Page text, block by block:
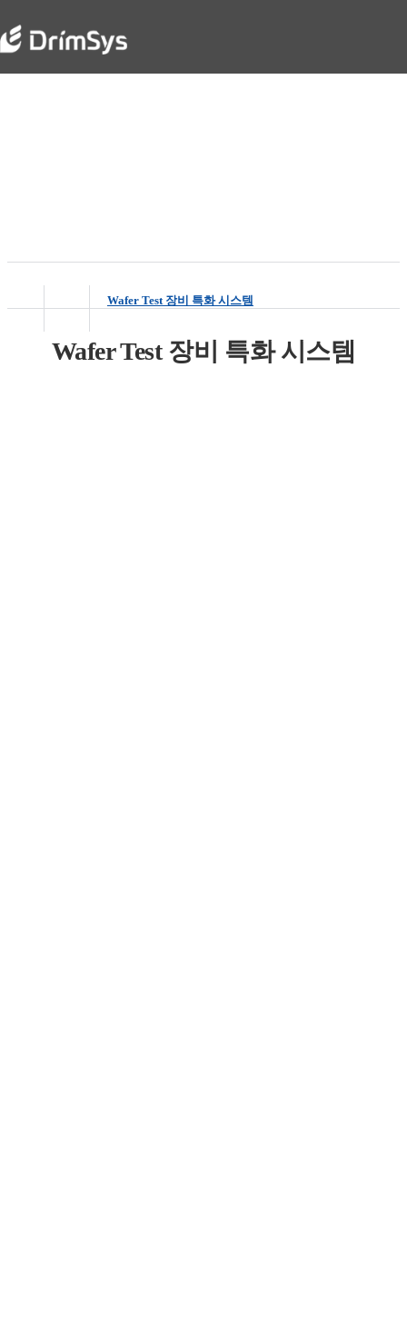
Wafer Test 장비 특화 시스템
Wafer Test 장비 특화 시스템